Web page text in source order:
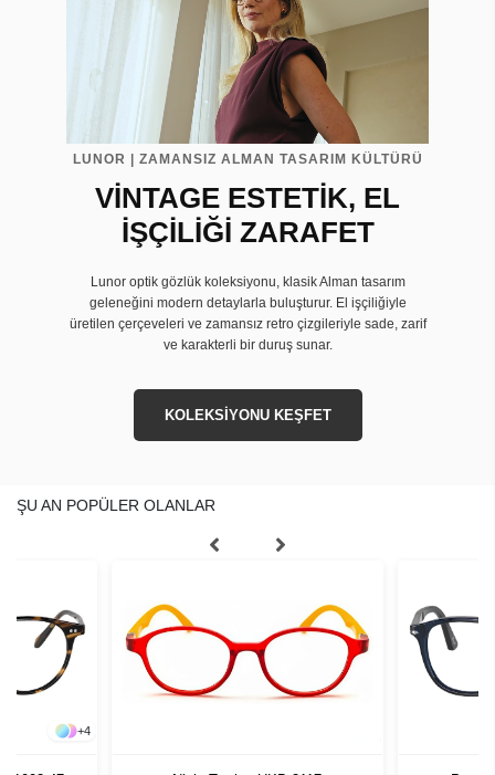
LUNOR | ZAMANSIZ ALMAN TASARIM KÜLTÜRÜ
VİNTAGE ESTETİK, EL
İŞÇİLİĞİ ZARAFET
Lunor optik gözlük koleksiyonu, klasik Alman tasarım
geleneğini modern detaylarla buluşturur. El işçiliğiyle
üretilen çerçeveleri ve zamansız retro çizgileriyle sade, zarif
ve karakterli bir duruş sunar.
KOLEKSİYONU KEŞFET
ŞU AN POPÜLER OLANLAR
+4